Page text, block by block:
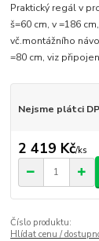
Praktický regál v
š=60 cm, v =186
vč.montážního
=80 cm, viz
Nejsme plátci
2 419 Kč/ks
Číslo produktu:
Hlídat cenu /